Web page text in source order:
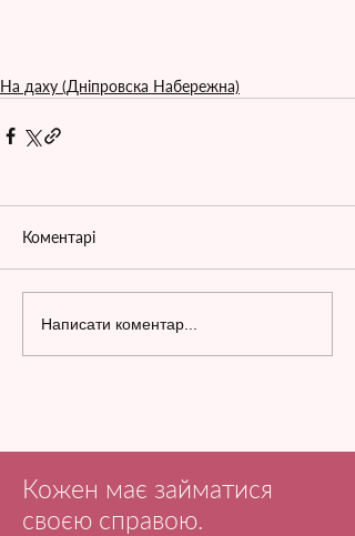
На даху (Дніпровска Набережна)
Коментарі
Написати коментар...
Кожен має займатися
своєю справою.